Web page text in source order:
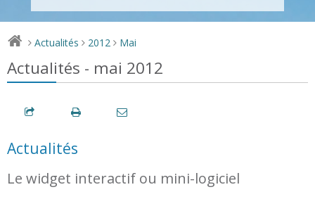
> Actualités > 2012 > Mai
Actualités - mai 2012
Actualités
Le widget interactif ou mini-logiciel